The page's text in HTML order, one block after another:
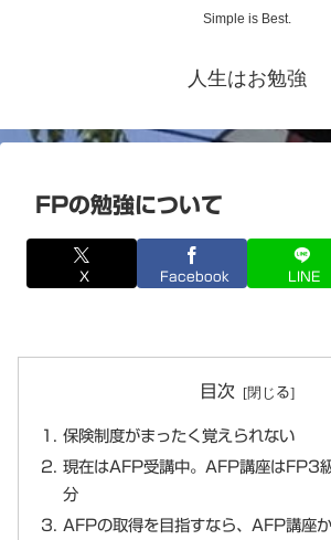
Simple is Best.
人生はお勉強
FPの勉強について
X Facebook LINE
目次
保険制度がまったく覚えられない
現在はAFP受講中。AFP講座はFP3
分
AFPの取得を目指すなら、AFP講座